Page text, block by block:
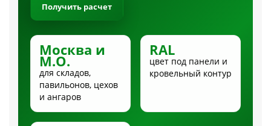
Получить расчет
Москва и
М.О.
для складов,
павильонов, цехов
и ангаров
RAL
цвет под панели и
кровельный контур